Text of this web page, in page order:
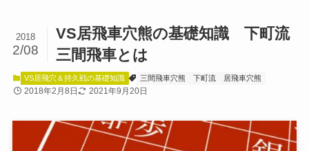
VS居飛車穴熊の基礎知識 下町流
三間飛車とは
2018
2/08
VS居飛穴＆持久戦の基礎知識 三間飛車穴熊 下町流 居飛車穴熊
2018年2月8日 2021年9月20日